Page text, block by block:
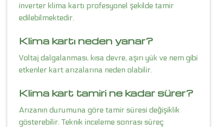
inverter klima kartı profesyonel şekilde tamir
edilebilmektedir.
Klima kartı neden yanar?
Voltaj dalgalanması, kısa devre, aşırı yük ve nem gibi
etkenler kart arızalarına neden olabilir.
Klima kart tamiri ne kadar sürer?
Arızanın durumuna göre tamir süresi değişiklik
gösterebilir. Teknik inceleme sonrası süreç